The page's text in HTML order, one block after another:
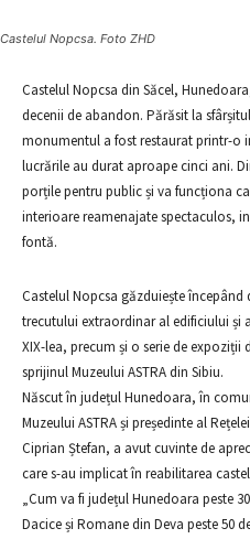
Castelul Nopcsa. Foto ZHD
Castelul Nopcsa din Săcel,
decenii de abandon. Părăsit la
monumentul a fost restaurat printr-o
lucrările au durat aproape cinci ani.
porțile pentru public și va funcționa
interioare reamenajate spectaculos,
fontă.
Castelul Nopcsa găzduiește
trecutului extraordinar al edificiului și
XIX-lea, precum și o serie de
sprijinul Muzeului ASTRA din Sibiu.
Născut în județul Hunedoara, în
Muzeului ASTRA și președinte al
Ciprian Ștefan, a avut cuvinte de
care s-au implicat în reabilitarea
„Cum va fi județul Hunedoara peste
Dacice și Romane din Deva peste 50